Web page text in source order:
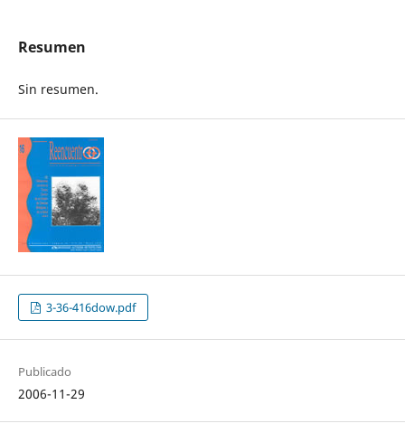
Resumen
Sin resumen.
3-36-416dow.pdf
Publicado
2006-11-29